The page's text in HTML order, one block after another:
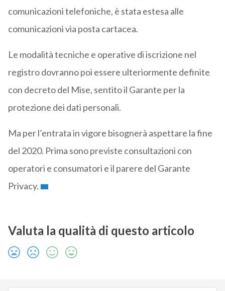
comunicazioni telefoniche, è stata estesa alle
comunicazioni via posta cartacea.
Le modalità tecniche e operative di iscrizione nel
registro dovranno poi essere ulteriormente definite
con decreto del Mise, sentito il Garante per la
protezione dei dati personali.
Ma per l’entrata in vigore bisognerà aspettare la fine
del 2020. Prima sono previste consultazioni con
operatori e consumatori e il parere del Garante
Privacy.
Valuta la qualità di questo articolo